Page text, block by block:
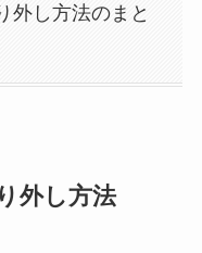
外し方法のまと
外し方法